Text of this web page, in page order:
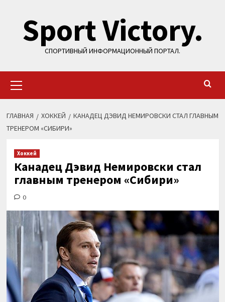
содержимому
Sport Victory.
СПОРТИВНЫЙ ИНФОРМАЦИОННЫЙ ПОРТАЛ.
меню
ГЛАВНАЯ ХОККЕЙ
КАНАДЕЦ ДЭВИД НЕМИРОВСКИ СТАЛ ГЛАВНЫМ
ТРЕНЕРОМ «СИБИРИ»
Хоккей
Канадец Дэвид Немировски стал
главным тренером «Сибири»
0